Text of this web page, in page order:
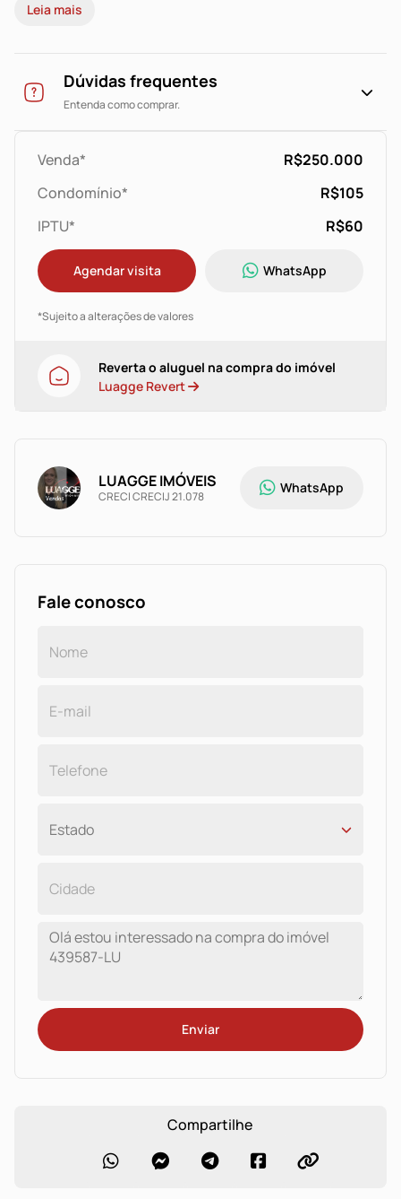
dormitórios e possibilidade de um escritório separado
incluindo porteiro eletrônico para sua segurança e
tranquilidade. A localização é privilegiada, oferecendo
fácil acesso a diversas comodidades e serviços da
novo lar!
Leia mais
Dúvidas frequentes
Entenda como comprar.
Venda*
R$250.000
Condomínio*
R$105
IPTU*
R$60
Agendar visita WhatsApp
*Sujeito a alterações de valores
Reverta o aluguel na compra do imóvel
Luagge Revert
LUAGGE IMÓVEIS
CRECI CRECIJ 21.078 WhatsApp
Fale conosco
Enviar
Compartilhe